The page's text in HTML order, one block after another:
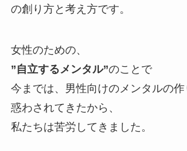
の創り方と考え方です。
女性のための、
”自立するメンタル”のことで
今までは、男性向けのメンタルの作
惑わされてきたから、
私たちは苦労してきました。